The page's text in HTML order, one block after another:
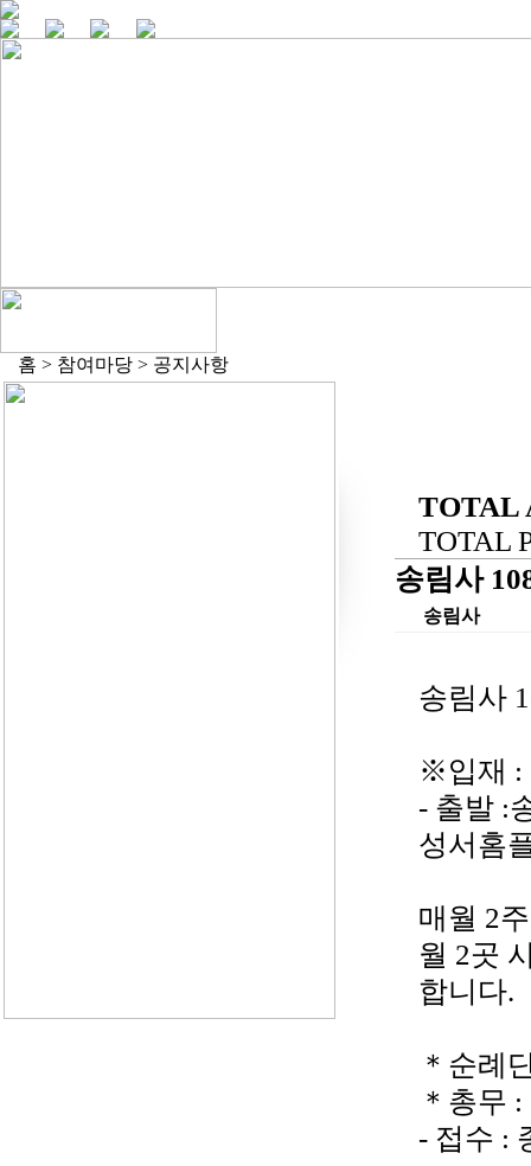
홈 > 참여마당 > 공지사항
TOTAL
TOTAL
송림사
송림사
송림사
※입재 :
- 출발 :
성서홈
매월 2
월 2곳
합니다.
＊순례
＊총무
- 접수 :